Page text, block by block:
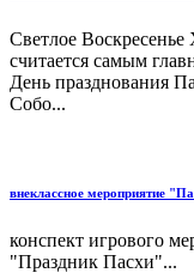
Светлое
считается самым
День празднования
Собо...
внеклассное мероприятие
конспект игрового
"Праздник Пасхи"...